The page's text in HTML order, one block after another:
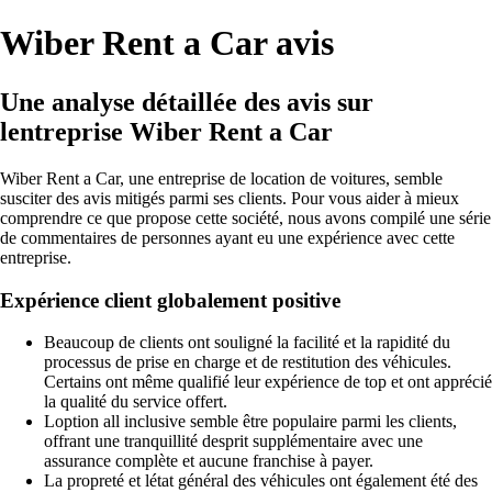
Wiber Rent a Car avis
Une analyse détaillée des avis sur
lentreprise Wiber Rent a Car
Wiber Rent a Car, une entreprise de location de voitures, semble
susciter des avis mitigés parmi ses clients. Pour vous aider à mieux
comprendre ce que propose cette société, nous avons compilé une série
de commentaires de personnes ayant eu une expérience avec cette
entreprise.
Expérience client globalement positive
Beaucoup de clients ont souligné la facilité et la rapidité du
processus de prise en charge et de restitution des véhicules.
Certains ont même qualifié leur expérience de top et ont apprécié
la qualité du service offert.
Loption all inclusive semble être populaire parmi les clients,
offrant une tranquillité desprit supplémentaire avec une
assurance complète et aucune franchise à payer.
La propreté et létat général des véhicules ont également été des